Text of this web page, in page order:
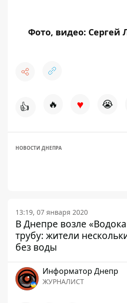
Фото, видео:
👍 🔥 ♥ 😭
НОВОСТИ ДНЕПРА
13:19, 07 января 2020
В Днепре возле
трубу: жители
без воды
Информатор Днепр
ЖУРНАЛИСТ